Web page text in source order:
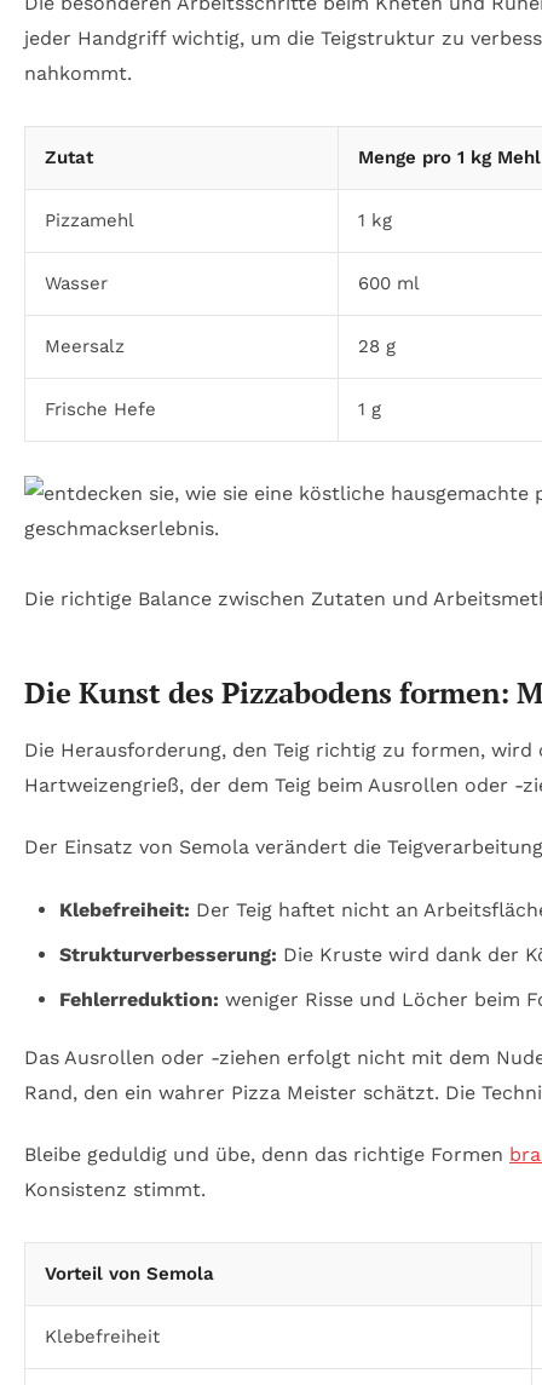
jeder Handgriff wichtig, um die Teigstruktur zu
nahkommt.
Zutat Menge pro 1 kg Mehl
Pizzamehl 1 kg
Wasser 600 ml
Meersalz 28 g
Frische Hefe 1 g
Die richtige Balance zwischen Zutaten und
Die Kunst des Pizzabodens formen:
Die Herausforderung, den Teig richtig zu formen,
Hartweizengrieß, der dem Teig beim Ausrollen oder -
Der Einsatz von Semola verändert die
Klebefreiheit: Der Teig haftet nicht an
Strukturverbesserung: Die Kruste wird dank der
Fehlerreduktion: weniger Risse und Löcher beim
Das Ausrollen oder -ziehen erfolgt nicht mit dem
Rand, den ein wahrer Pizza Meister schätzt. Die
Bleibe geduldig und übe, denn das richtige Formen
Konsistenz stimmt.
Vorteil von Semola
Klebefreiheit